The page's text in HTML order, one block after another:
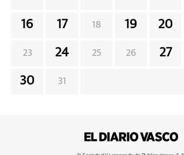
16 17 18 19 20
23 24 25 26 27
30 31